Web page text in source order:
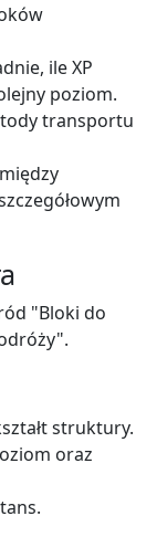
ile XP
poziom.
transportu
"Bloki do
struktury.
oraz